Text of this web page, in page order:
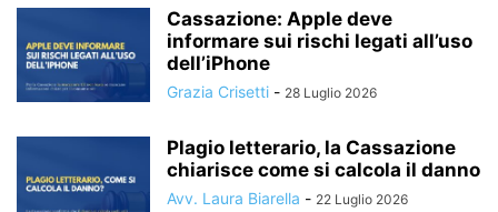
Cassazione: Apple deve
informare sui rischi legati all’uso
dell’iPhone
Grazia Crisetti - 28 Luglio 2026
Plagio letterario, la Cassazione
chiarisce come si calcola il danno
Avv. Laura Biarella - 22 Luglio 2026